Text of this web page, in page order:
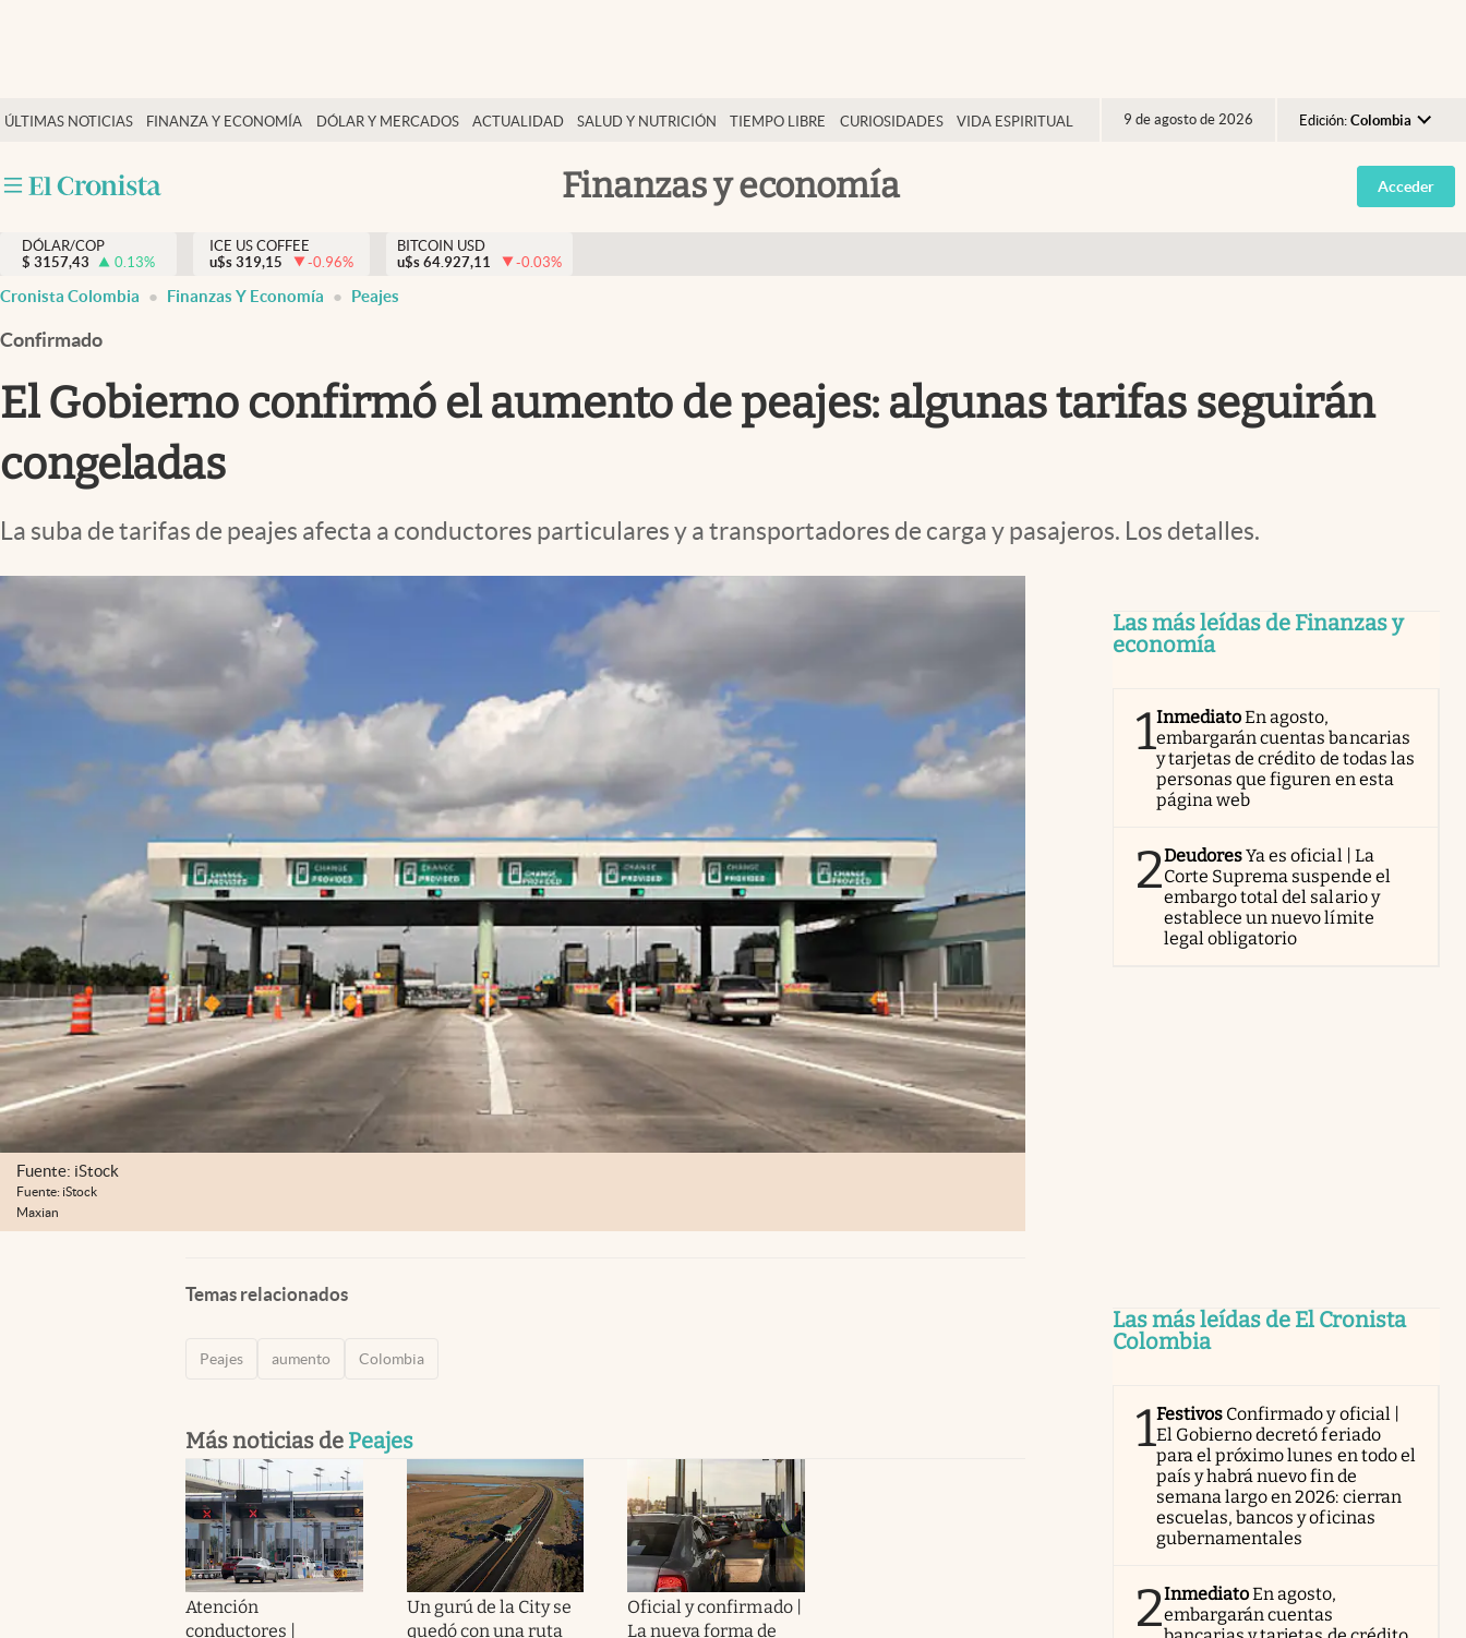
ÚLTIMAS NOTICIAS FINANZA Y ECONOMÍA DÓLAR Y MERCADOS ACTUALIDAD SALUD Y NUTRICIÓN TIEMPO LIBRE CURIOSIDADES VIDA ESPIRITUAL 9 de agosto de 2026 Edición: Colombia
Argentina
España
Finanzas y economía
Salud y nutrición
Tiempo libre
Dólar y mercados
Curiosidades
Acceder
DÓLAR/COP
$ 3157,43 0.13%
ICE US COFFEE
u$s 319,15 -0.96%
BITCOIN USD
u$s 64.927,11 -0.03%
Cronista Colombia Finanzas Y Economía Peajes
Confirmado
El Gobierno confirmó el aumento de peajes: algunas tarifas seguirán
congeladas
La suba de tarifas de peajes afecta a conductores particulares y a transportadores de carga y pasajeros. Los detalles.
Fuente: iStock
Fuente: iStock
Maxian
Temas relacionados
Peajes aumento Colombia
Más noticias de Peajes
Atención
conductores |
Un gurú de la City se
quedó con una ruta
Oficial y confirmado |
La nueva forma de
Las más leídas de Finanzas y
economía
1InmediatoEn agosto,
embargarán cuentas bancarias
y tarjetas de crédito de todas las
personas que figuren en esta
página web
2DeudoresYa es oficial | La
Corte Suprema suspende el
embargo total del salario y
establece un nuevo límite
legal obligatorio
Las más leídas de El Cronista
Colombia
1Festivos Confirmado y oficial |
El Gobierno decretó feriado
para el próximo lunes en todo el
país y habrá nuevo fin de
semana largo en 2026: cierran
escuelas, bancos y oficinas
gubernamentales
2InmediatoEn agosto,
embargarán cuentas